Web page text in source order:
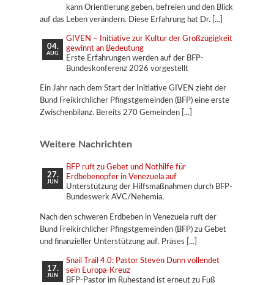
kann Orientierung geben, befreien und den Blick
auf das Leben verändern. Diese Erfahrung hat Dr.
04.
AUG
GIVEN – Initiative zur Kultur der Großzügigkeit
gewinnt an Bedeutung
Erste Erfahrungen werden auf der BFP-
Bundeskonferenz 2026 vorgestellt
Ein Jahr nach dem Start der Initiative GIVEN zieht der
Bund Freikirchlicher Pfingstgemeinden (BFP) eine erste
Zwischenbilanz. Bereits 270 Gemeinden
Weitere Nachrichten
27.
JUN
BFP ruft zu Gebet und Nothilfe für
Erdbebenopfer in Venezuela auf
Unterstützung der Hilfsmaßnahmen durch BFP-
Bundeswerk AVC/Nehemia.
Nach den schweren Erdbeben in Venezuela ruft der
Bund Freikirchlicher Pfingstgemeinden (BFP) zu Gebet
und finanzieller Unterstützung auf. Präses
17.
JUN
Snail Trail 4.0: Pastor Steven Dunn vollendet
sein Europa-Kreuz
BFP-Pastor im Ruhestand ist erneut zu Fuß